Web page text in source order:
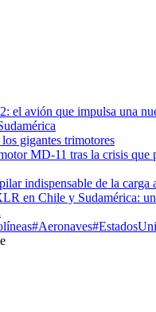
el avión que impulsa una
gigantes trimotores
MD-11 tras la crisis que
indispensable de la carga
en Chile y Sudamérica:
#Aeronaves